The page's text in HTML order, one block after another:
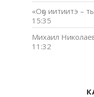
«Оҕо иитиитэ –
15:35
Михаил
11:32